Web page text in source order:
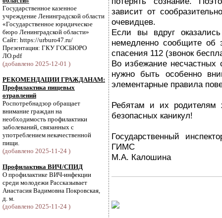
Государственное казенное
учреждение Ленинградской области
«Государственное юридическое
бюро Ленинградской области»
Сайт: https://urburo47.ru/
Презентация: ГКУ ГОСБЮРО
ЛО.pdf
(добавлено 2025-12-01 )
РЕКОМЕНДАЦИИ ГРАЖДАНАМ:
Профилактика пищевых
отравлений
Роспотребнадзор обращает
внимание граждан на
необходимость профилактики
заболеваний, связанных с
употреблением некачественной
пищи.
(добавлено 2025-11-24 )
Профилактика ВИЧ/СПИД
О профилактике ВИЧ-инфекции
среди молодежи Рассказывает
Анастасия Вадимовна Покровская,
д. м.
(добавлено 2025-11-24 )
зависит от
очевидцев.
Если вы вдруг
немедленно сообщите
спасения 112 (звонок
Во избежание несчастных
нужно быть особенно
элементарные правила
Ребятам и их родителям
безопасных каникул!
Государственный
ГИМС
М.А. Калошина